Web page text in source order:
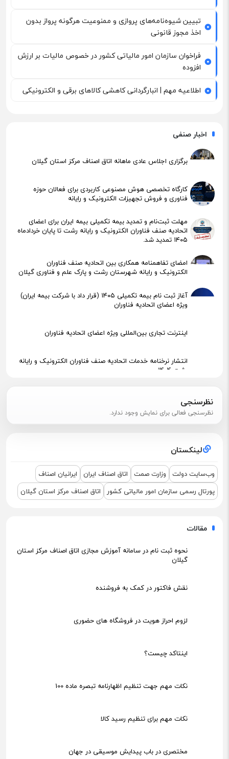
تبیین شیوه‌نامه‌های پروازی و ممنوعیت هرگونه پرواز بدون
اخذ مجوز قانونی
فراخوان سازمان امور مالیاتی کشور در خصوص مالیات بر ارزش
افزوده
اطلاعیه مهم | انبارگردانی کاهشی کالاهای برقی و الکترونیکی
اخبار صنفی
برگزاری اجلاس عادی ماهانه اتاق اصناف مرکز استان گیلان
کارگاه تخصصی هوش مصنوعی کاربردی برای فعالان حوزه
فناوری و فروش تجهیزات الکترونیک و رایانه
مهلت ثبت‌نام و تمدید بیمه تکمیلی بیمه ایران برای اعضای
اتحادیه صنف فناوران الکترونیک و رایانه رشت تا پایان خردادماه
۱۴۰۵ تمدید شد.
امضای تفاهمنامه همکاری بین اتحادیه صنف فناوران
الکترونیک و رایانه شهرستان رشت و پارک علم و فناوری گیلان
آغاز ثبت نام بیمه تکمیلی ۱۴۰۵ (قرار داد با شرکت بیمه ایران)
ویژه اعضای اتحادیه فناوران
اینترنت تجاری بین‌المللی ویژه اعضای اتحادیه فناوران
انتشار نرخنامه خدمات اتحادیه صنف فناوران الکترونیک و رایانه
رشت 1404
نشست مشترک درباره نمایشگاه ETEX+IGF 2025
نظرسنجی
نظرسنجی فعالی برای نمایش وجود ندارد.
لینکستان
وب‌سایت دولت وزارت صمت اتاق اصناف ایران
ایرانیان اصناف
پورتال رسمی سازمان امور مالیاتی کشور
اتاق اصناف مرکز استان گیلان
مقالات
نحوه ثبت نام در سامانه آموزش مجازی اتاق اصناف مرکز استان
گیلان
نقش فاکتور در کمک به فروشنده
لزوم احراز هویت در فروشگاه های حضوری
اینتاکد چیست؟
نکات مهم جهت تنظیم اظهارنامه تبصره ماده 100
نکات مهم برای تنظیم رسید کالا
مختصری در باب پیدایش موسیقی در جهان